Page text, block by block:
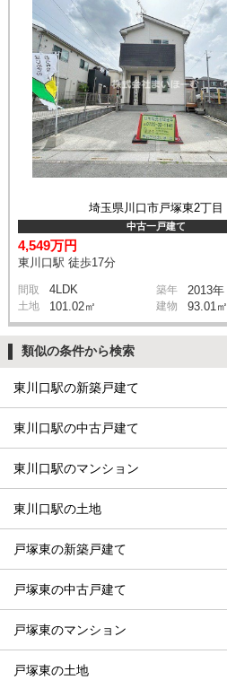
埼玉県川口市戸塚東2丁目
中古一戸建て
4,549万円
東川口駅 徒歩17分
間取 4LDK 築年 2013年
土地 101.02㎡ 建物 93.01㎡
類似の条件から検索
東川口駅の新築戸建て
東川口駅の中古戸建て
東川口駅のマンション
東川口駅の土地
戸塚東の新築戸建て
戸塚東の中古戸建て
戸塚東のマンション
戸塚東の土地